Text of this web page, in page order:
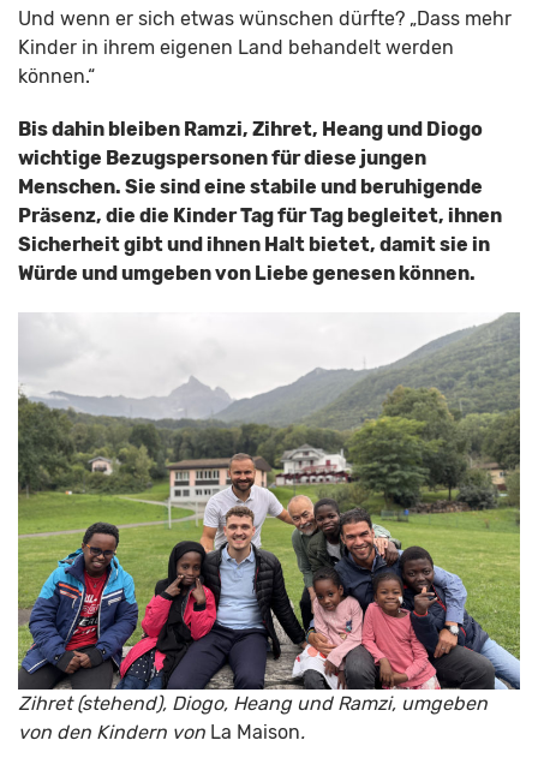
Und wenn er sich etwas wünschen dürfte? „Dass mehr
Kinder in ihrem eigenen Land behandelt werden
können.“
Bis dahin bleiben Ramzi, Zihret, Heang und Diogo
wichtige Bezugspersonen für diese jungen
Menschen. Sie sind eine stabile und beruhigende
Präsenz, die die Kinder Tag für Tag begleitet, ihnen
Sicherheit gibt und ihnen Halt bietet, damit sie in
Würde und umgeben von Liebe genesen können.
Zihret (stehend), Diogo, Heang und Ramzi, umgeben
von den Kindern von La Maison.